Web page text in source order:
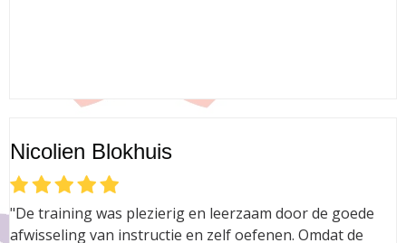
Nicolien Blokhuis
"De training was plezierig en leerzaam door de goede
afwisseling van instructie en zelf oefenen. Omdat de